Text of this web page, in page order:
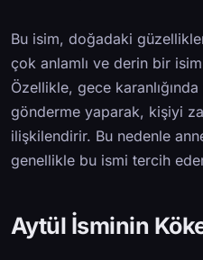
Bu isim, doğadaki
çok anlamlı ve derin bir
Özellikle, gece
gönderme yaparak, kişiyi
ilişkilendirir. Bu nedenle
genellikle bu ismi tercih
Aytül İsminin